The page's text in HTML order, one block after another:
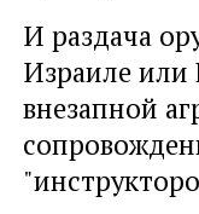
И раздача
Израиле или
внезапной